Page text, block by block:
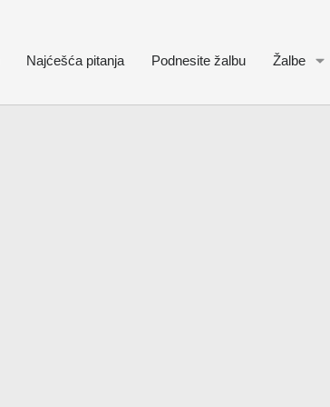
Najćešća pitanja Podnesite žalbu Žalbe